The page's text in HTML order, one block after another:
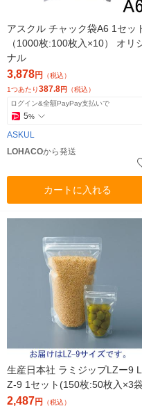
アスクル チャック袋A6 1セッ
（1000枚:100枚入×10） オリ
ナル
3,878円 （税込）
1つあたり387.8円 （税込）
ログイン&全額PayPay支払いで
5%
ASKUL
LOHACOから発送
カートに入れる
生産日本社 ラミジップLZー9 L
Z-9 1セット(150枚:50枚入×3
2,487円
（税込）